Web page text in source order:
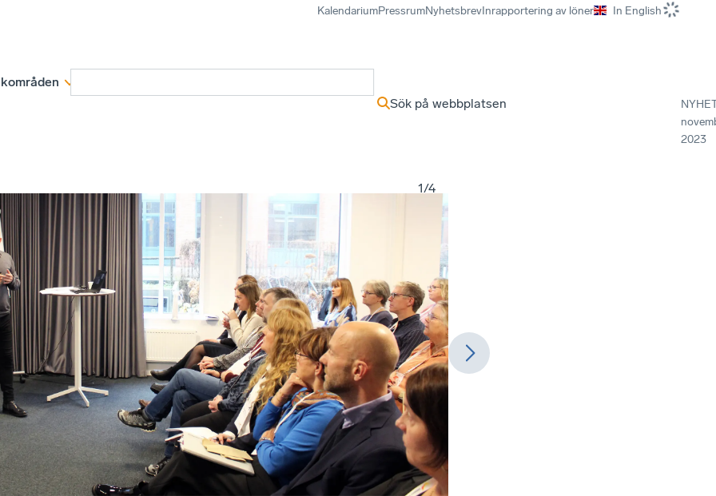
KalendariumPressrumNyhetsbrevInrapportering av löner In English
Sök på webbplatsen
2023
1/4